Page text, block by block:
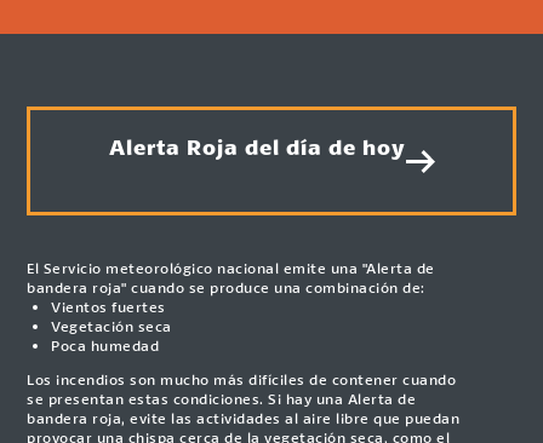
Alerta Roja del día de hoy
El Servicio meteorológico nacional emite una "Alerta de
bandera roja" cuando se produce una combinación de:
Vientos fuertes
Vegetación seca
Poca humedad
Los incendios son mucho más difíciles de contener cuando
se presentan estas condiciones. Si hay una Alerta de
bandera roja, evite las actividades al aire libre que puedan
provocar una chispa cerca de la vegetación seca, como el